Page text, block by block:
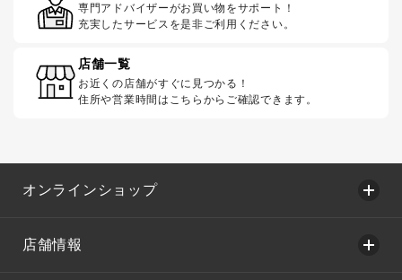
専門アドバイザーがお買い物をサポート！
充実したサービスを是非ご利用ください。
店舗一覧
お近くの店舗がすぐに見つかる！
住所や営業時間はこちらからご確認できます。
オンラインショップ
店舗情報